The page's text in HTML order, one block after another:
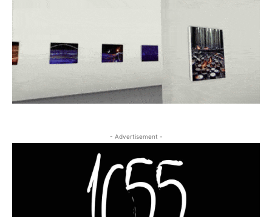
- Advertisement -